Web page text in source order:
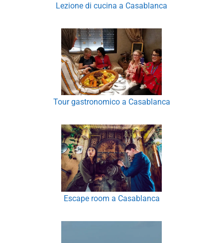
Lezione di cucina a Casablanca
Tour gastronomico a Casablanca
Escape room a Casablanca